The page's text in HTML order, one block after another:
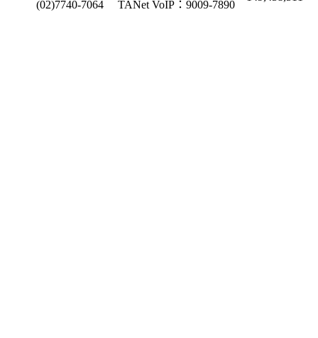
(02)7740-7064
TANet VoIP：9009-7890